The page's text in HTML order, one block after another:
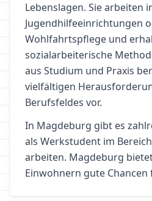
Lebenslagen. Sie arbeiten
Jugendhilfeeinrichtungen
Wohlfahrtspflege und
sozialarbeiterische
aus Studium und Praxis
vielfältigen
Berufsfeldes vor.
In Magdeburg gibt es
als Werkstudent im Bereich
arbeiten. Magdeburg
Einwohnern gute